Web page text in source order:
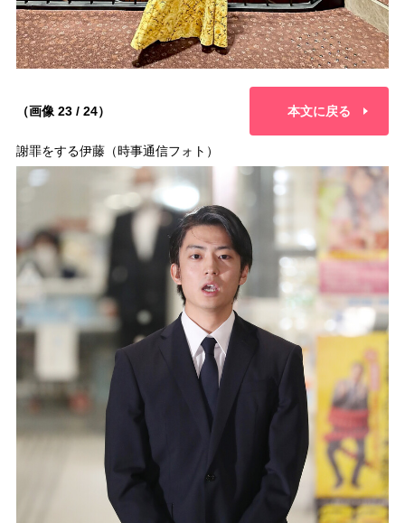
（画像 23 / 24） 本文に戻る
謝罪をする伊藤（時事通信フォト）